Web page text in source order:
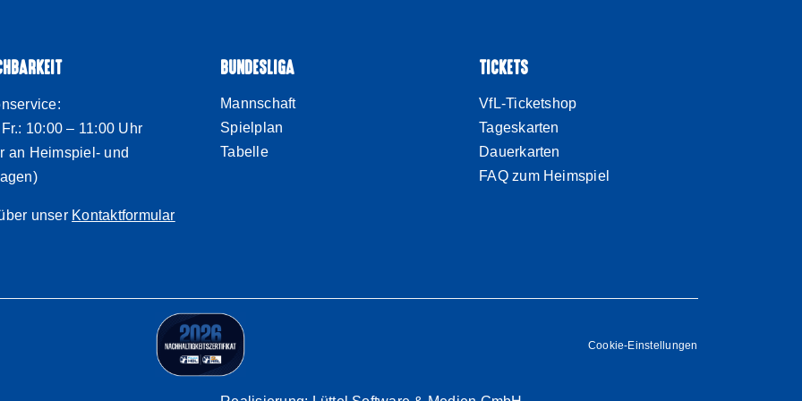
10:00 – 11:00 Uhr
an Heimspiel- und
unser Kontaktformular
BUNDESLIGA
Mannschaft
Spielplan
Tabelle
TICKETS
VfL-Ticketshop
Tageskarten
Dauerkarten
FAQ zum Heimspiel
Cookie-Einstellungen